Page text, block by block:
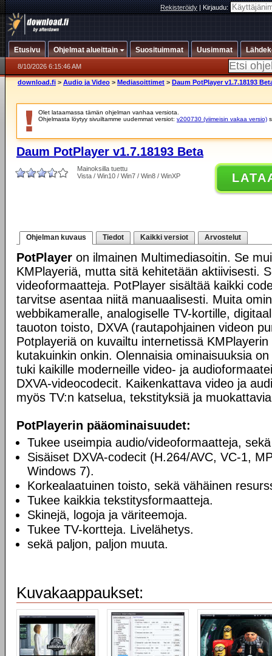
Rekisteröidy|Kirjaudu:
Etusivu Ohjelmat alueittain Suosituimmat Uusimmat
8/10/2026 6:15:46 AM
download.fi > Audio ja Video > Mediasoittimet > Daum PotPlayer v1.7.18193
Olet lataamassa tämän ohjelman vanhaa versiota.
Ohjelmasta löytyy sivuiltamme uudemmat versiot: v200730 (viimeisin vakaa versio)
Daum PotPlayer v1.7.18193 Beta
Mainoksilla tuettu
Vista / Win10 / Win7 / Win8 / WinXP
Ohjelman kuvaus Tiedot Kaikki versiot Arvostelut
PotPlayer on ilmainen Multimediasoitin. Se
KMPlayeriä, mutta sitä kehitetään aktiivisesti.
videoformaatteja. PotPlayer sisältää kaikki
tarvitse asentaa niitä manuaalisesti. Muita
webbikameralle, analogiselle TV-kortille,
tauoton toisto, DXVA (rautapohjainen videon
Potplayeriä on kuvailtu internetissä
kutakuinkin onkin. Olennaisia ominaisuuksia
tuki kaikille moderneille video- ja
DXVA-videocodecit. Kaikenkattava video ja
myös TV:n katselua, tekstityksiä ja
PotPlayerin pääominaisuudet:
Tukee useimpia audio/videoformaatteja,
Sisäiset DXVA-codecit (H.264/AVC, VC-1,
Windows 7).
Korkealaatuinen toisto, sekä vähäinen
Tukee kaikkia tekstitysformaatteja.
Skinejä, logoja ja väriteemoja.
Tukee TV-kortteja. Livelähetys.
sekä paljon, paljon muuta.
Kuvakaappaukset: